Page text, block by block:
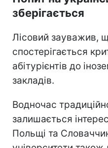
зберігається
Лісовий зауважив,
спостерігається
абітурієнтів до
закладів.
Водночас
залишається
Польщі та